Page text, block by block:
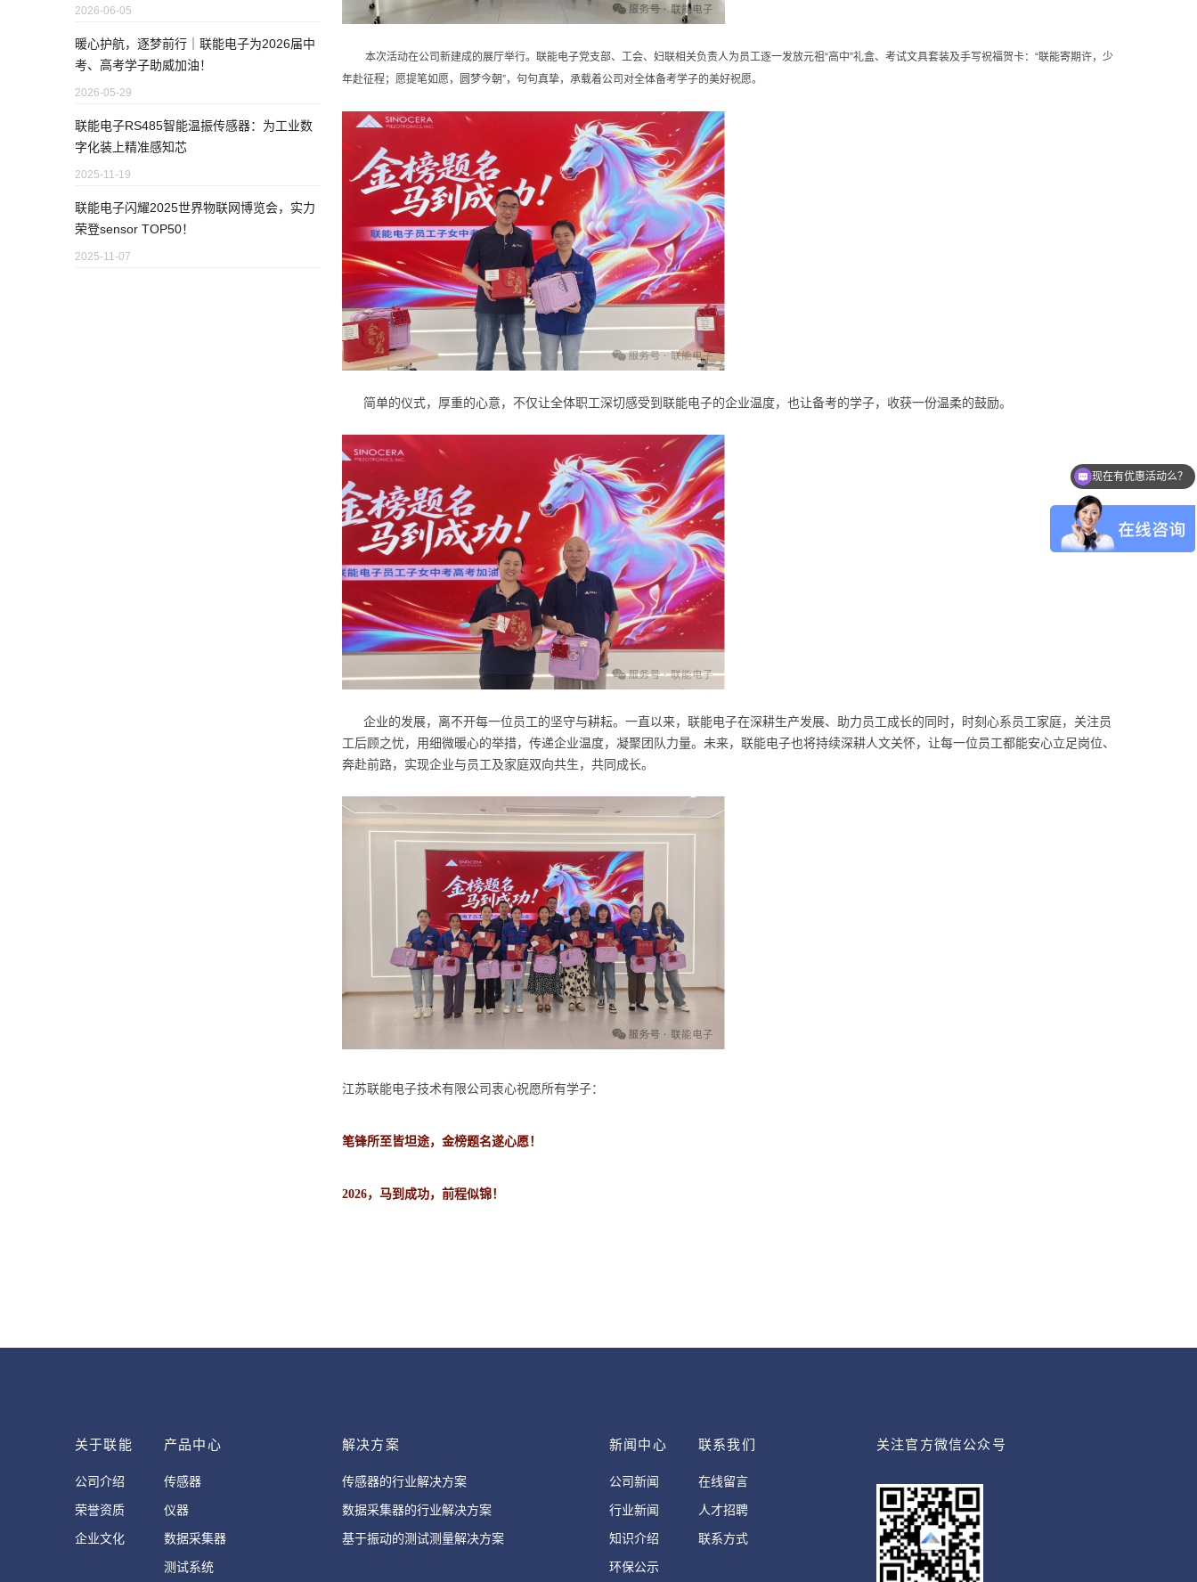
本次活动在公司新建成的展厅举行。 联能电子党支部、工会、妇联相关负责人为员工逐一发放元祖“高中”礼盒、考试文具套装及手写祝福贺卡：“联能寄期许，少
年赴征程；愿提笔如愿，圆梦今朝”，句句真挚，承载着公司对全体备考学子的美好祝愿。
简单的仪式，厚重的心意，不仅让全体职工深切感受到联能电子的企业温度，也让备考的学子，收获一份温柔的鼓励。
企业的发展，离不开每一位员工的坚守与耕耘。一直以来，联能电子在深耕生产发展、助力员工成长的同时，时刻心系员工家庭，关注员
工后顾之忧，用细微暖心的举措，传递企业温度，凝聚团队力量。未来，联能电子也将持续深耕人文关怀，让每一位员工都能安心立足岗位、
奔赴前路，实现企业与员工及家庭双向共生，共同成长。
江苏联能电子技术有限公司衷心祝愿所有学子：
笔锋所至皆坦途，金榜题名遂心愿！
2026，马到成功，前程似锦！
2026-06-05
暖心护航，逐梦前行｜联能电子为2026届中
考、高考学子助威加油！
2026-05-29
联能电子RS485智能温振传感器：为工业数
字化装上精准感知芯
2025-11-19
联能电子闪耀2025世界物联网博览会，实力
荣登sensor TOP50！
2025-11-07
关于联能
公司介绍
荣誉资质
企业文化
产品中心
传感器
仪器
数据采集器
测试系统
解决方案
传感器的行业解决方案
数据采集器的行业解决方案
基于振动的测试测量解决方案
新闻中心
公司新闻
行业新闻
知识介绍
环保公示
联系我们
在线留言
人才招聘
联系方式
关注官方微信公众号
现在有优惠活动么？